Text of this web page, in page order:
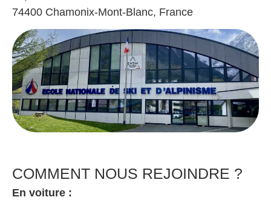
74400 Chamonix-Mont-Blanc, France
COMMENT NOUS REJOINDRE ?
En voiture :